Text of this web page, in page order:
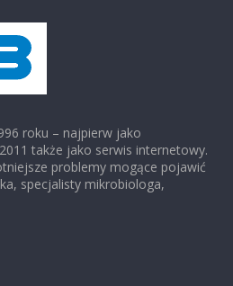
roku – najpierw jako
także jako serwis internetowy.
problemy mogące pojawić
specjalisty mikrobiologa,